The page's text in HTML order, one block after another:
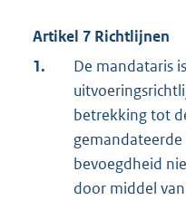
Artikel 7 Richtlijnen
1.
De mandataris
betrekking tot
bevoegdheid
door middel